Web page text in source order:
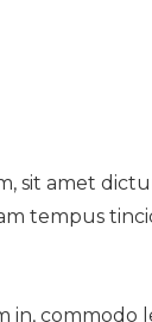
sit amet
tempus
in, commodo